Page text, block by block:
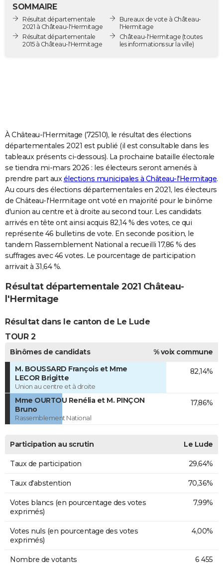
Destinations
City break
Voyage nature
Voyage de noces
Forum
Climat
GUIDES D'ACHAT
COPAINS D'AVANT
S'inscrire
Se connecter
Lycées
Collèges
Primaires
Universités
Entreprises
Service militaire
Avis de recherche
AVIS DE DÉCÈS
Bricolage
Lifestyle
Culture
Sport
Auto
Television
Voyage
Cinema
SOMMAIRE
Résultat départementale
2021 à Château-l'Hermitage
Résultat départementale
2015 à Château-l'Hermitage
Bureaux de vote à Château-
l'Hermitage
Château-l'Hermitage (toutes
les informations sur la ville)
À Château-l'Hermitage (72510), le résultat des élections
départementales 2021 est publié (il est consultable dans les
tableaux présents ci-dessous). La prochaine bataille électorale
se tiendra mi-mars 2026 : les électeurs seront amenés à
prendre part auxélections municipales à Château-l'Hermitage.
Au cours des élections départementales en 2021, les électeurs
de Château-l'Hermitage ont voté en majorité pour le binôme
d'union au centre et à droite au second tour. Les candidats
arrivés en tête ont ainsi acquis 82,14 % des votes, ce qui
représente 46 bulletins de vote. En seconde position, le
tandem Rassemblement National a recueilli 17,86 % des
suffrages avec 46 votes. Le pourcentage de participation
arrivait à 31,64 %.
Résultat départementale 2021 Château-
l'Hermitage
Résultat dans le canton de Le Lude
TOUR 2
Binômes de candidats
% voix commune
M. BOUSSARD François et Mme
LECOR Brigitte
Union au centre et à droite
82,14%
Mme OURTOU Renélia et M. PINÇON
Bruno
Rassemblement National
17,86%
Participation au scrutin Le Lude
Taux de participation 29,64%
Taux d'abstention 70,36%
Votes blancs (en pourcentage des votes
exprimés)
7,99%
Votes nuls (en pourcentage des votes
exprimés)
4,00%
Nombre de votants 6 455